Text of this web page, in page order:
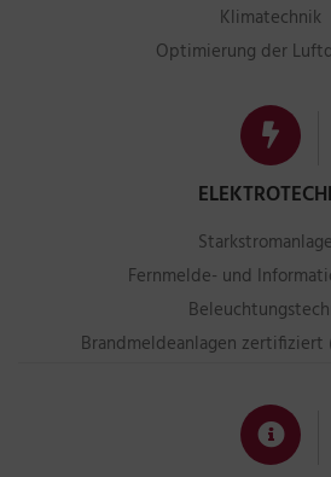
Klimatechnik
Optimierung der
Fernmelde- und
Brandmeldeanlagen zertifiziert